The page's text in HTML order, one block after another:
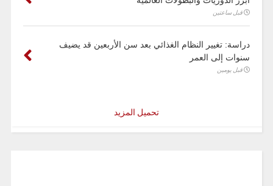
قبل ساعتين
دراسة: تغيير النظام الغذائي بعد سن الأربعين قد يضيف
سنوات إلى العمر
قبل يومين
تحميل المزيد